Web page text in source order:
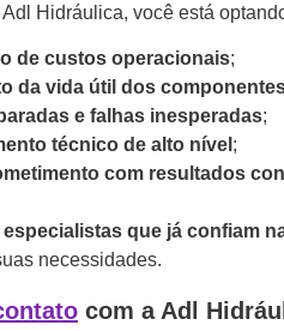
Hidráulica, você está
de custos operacionais;
da vida útil dos
e falhas inesperadas;
técnico de alto nível ;
com resultados
que já confiam
necessidades.
com a Adl